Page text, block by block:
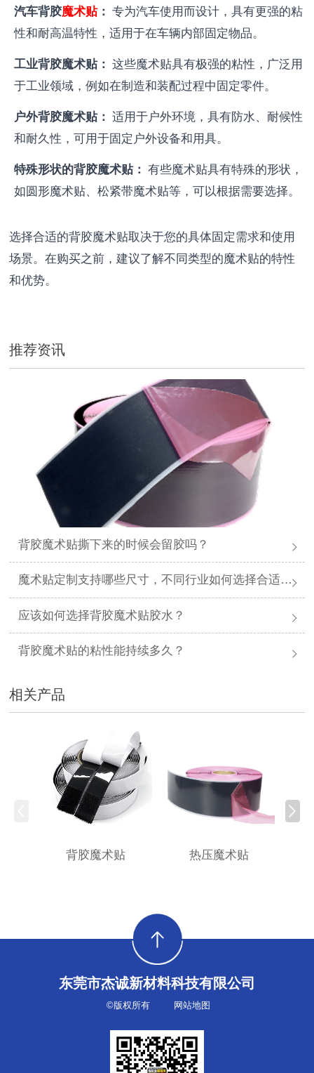
汽车背胶魔术贴： 专为汽车使用而设计，具有更强的粘
性和耐高温特性，适用于在车辆内部固定物品。
工业背胶魔术贴： 这些魔术贴具有极强的粘性，广泛用
于工业领域，例如在制造和装配过程中固定零件。
户外背胶魔术贴： 适用于户外环境，具有防水、耐候性
和耐久性，可用于固定户外设备和用具。
特殊形状的背胶魔术贴： 有些魔术贴具有特殊的形状，
如圆形魔术贴、松紧带魔术贴等，可以根据需要选择。
选择合适的背胶魔术贴取决于您的具体固定需求和使用
场景。在购买之前，建议了解不同类型的魔术贴的特性
和优势。
推荐资讯
背胶魔术贴撕下来的时候会留胶吗？
魔术贴定制支持哪些尺寸，不同行业如何选择合适规格？
应该如何选择背胶魔术贴胶水？
背胶魔术贴的粘性能持续多久？
相关产品
背胶魔术贴 热压魔术贴
东莞市杰诚新材料科技有限公司
©版权所有 网站地图